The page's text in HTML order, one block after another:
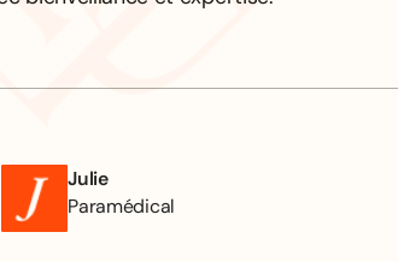
Julie
Paramédical